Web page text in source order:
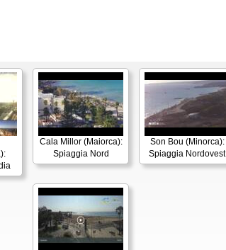
Cala Millor (Maiorca):
Spiaggia Nord
Son Bou (Minorca):
Spiaggia Nordovest